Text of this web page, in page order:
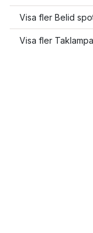
Visa fler Belid
Visa fler